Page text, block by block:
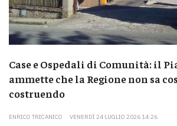
Case e Ospedali di Comunità: il
ammette che la Regione non sa
costruendo
ENRICO TRICANICO VENERDÌ 24 LUGLIO 2026 14:26